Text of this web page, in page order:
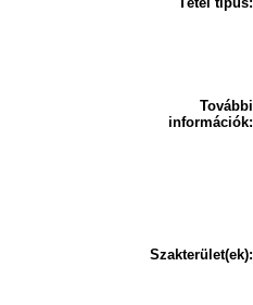
További
információk:
Szakterület(ek):